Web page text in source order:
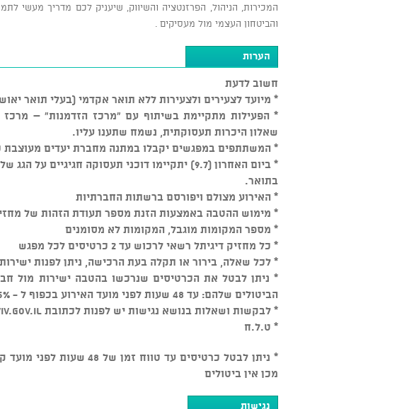
המכירות, הניהול, הפרזנטציה והשיווק, שיעניק לכם מדריך מעשי
והביטחון העצמי מול מעסיקים .
הערות
חשוב לדעת
* מיועד לצעירים ולצעירות ללא תואר אקדמי (בעלי תואר
* הפעילות מתקיימת בשיתוף עם "מרכז הזדמנות" – מרכז
שאלון היכרות תעסוקתית, נשמח שתענו עליו.
* המשתתפים במפגשים יקבלו במתנה מחברת יעדים
* ביום האחרון (9.7) יתקיימו דוכני תעסוקה
בתואר.
* האירוע מצולם ויפורסם ברשתות החברתיות​
* מימוש ההטבה באמצעות הזנת מספר תעודת הזהות של
* מספר המקומות מוגבל, המקומות לא מסומנים
* כל מחזיק דיגיתל רשאי לרכוש עד 2 כרטיסים לכל מפגש
* לכל שאלה, בירור או תקלה בעת הרכישה, ניתן לפנות ישירות
* ניתן לבטל את הכרטיסים שנרכשו בהטבה ישירות מול
הביטולים שלהם: עד 48 שעות לפני מועד האירוע בכפוף ל - 5% דמי ביטול.
* לבקשות ושאלות בנושא נגישות יש לפנות לכתובת digitel_​
* ט.ל.ח​​​
מכן אין ביטולים
נגישות